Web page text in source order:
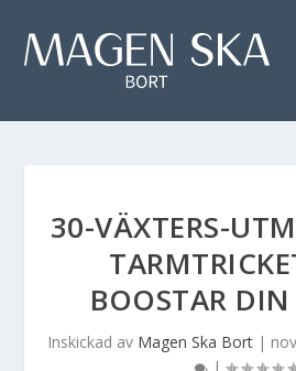
30-VÄXTERS-
BOOSTAR DIN
Inskickad av Magen Ska Bort|